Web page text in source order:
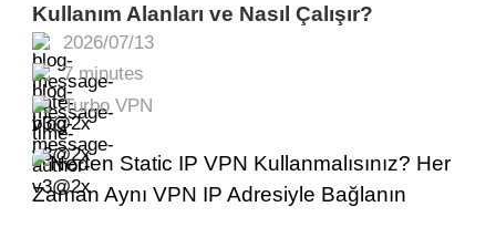
2026/07/13
7 minutes
Turbo VPN
Kullanım Alanları ve Nasıl Çalışır?